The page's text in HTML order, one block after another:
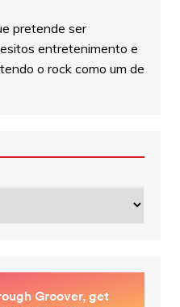
pretende ser
entretenimento e
o rock como um de